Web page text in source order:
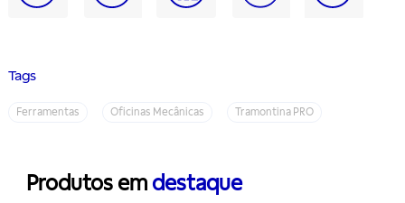
Tags
Ferramentas Oficinas Mecânicas Tramontina PRO
Produtos em destaque